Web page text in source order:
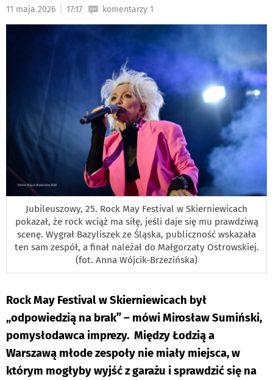
11 maja 2026 17:17 komentarzy 1
Jubileuszowy, 25. Rock May Festival w Skierniewicach
pokazał, że rock wciąż ma siłę, jeśli daje się mu prawdziwą
scenę. Wygrał Bazyliszek ze Śląska, publiczność wskazała
ten sam zespół, a finał należał do Małgorzaty Ostrowskiej.
(fot. Anna Wójcik-Brzezińska)
Rock May Festival w Skierniewicach był
„odpowiedzią na brak” – mówi Mirosław Sumiński,
pomysłodawca imprezy. Między Łodzią a
Warszawą młode zespoły nie miały miejsca, w
którym mogłyby wyjść z garażu i sprawdzić się na